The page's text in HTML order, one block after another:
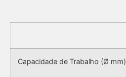
Capacidade de Trabalho (Ø mm)